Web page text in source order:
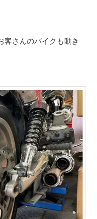
客さんのバイクも動き